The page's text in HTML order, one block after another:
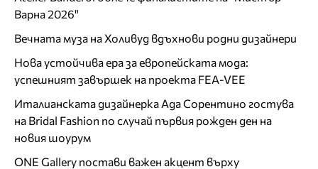
Варна 2026"
Вечната муза на Холивуд вдъхнови родни дизайнери
Нова устойчива ера за европейската мода:
успешният завършек на проекта FEA-VEE
Италианската дизайнерка Ада Сорентино гостува
на Bridal Fashion по случай първия рожден ден на
новия шоурум
ONE Gallery постави важен акцент върху